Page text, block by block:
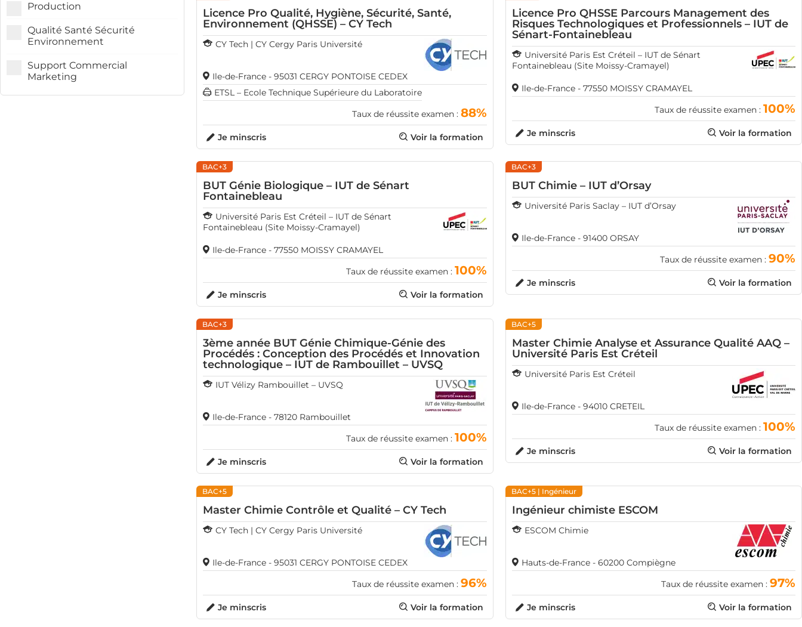
Production
Qualité Santé Sécurité
Environnement
Support Commercial
Marketing
Licence Pro Qualité, Hygiène, Sécurité, Santé,
Environnement (QHSSE) – CY Tech
CY Tech | CY Cergy Paris Université
Ile-de-France - 95031 CERGY PONTOISE CEDEX
ETSL – Ecole Technique Supérieure du Laboratoire
Taux de réussite examen : 88%
Voir la formation
Je minscris
Licence Pro QHSSE Parcours Management des
Risques Technologiques et Professionnels – IUT de
Sénart-Fontainebleau
Université Paris Est Créteil – IUT de Sénart
Fontainebleau (Site Moissy-Cramayel)
Ile-de-France - 77550 MOISSY CRAMAYEL
Taux de réussite examen : 100%
Voir la formation
Je minscris
BAC+3
BUT Génie Biologique – IUT de Sénart
Fontainebleau
Université Paris Est Créteil – IUT de Sénart
Fontainebleau (Site Moissy-Cramayel)
Ile-de-France - 77550 MOISSY CRAMAYEL
Taux de réussite examen : 100%
Voir la formation
Je minscris
BAC+3
BUT Chimie – IUT d’Orsay
Université Paris Saclay – IUT d’Orsay
Ile-de-France - 91400 ORSAY
Taux de réussite examen : 90%
Voir la formation
Je minscris
BAC+3
3ème année BUT Génie Chimique-Génie des
Procédés : Conception des Procédés et Innovation
technologique – IUT de Rambouillet – UVSQ
IUT Vélizy Rambouillet – UVSQ
Ile-de-France - 78120 Rambouillet
Taux de réussite examen : 100%
Voir la formation
Je minscris
BAC+5
Master Chimie Analyse et Assurance Qualité AAQ –
Université Paris Est Créteil
Université Paris Est Créteil
Ile-de-France - 94010 CRETEIL
Taux de réussite examen : 100%
Voir la formation
Je minscris
BAC+5
Master Chimie Contrôle et Qualité – CY Tech
CY Tech | CY Cergy Paris Université
Ile-de-France - 95031 CERGY PONTOISE CEDEX
Taux de réussite examen : 96%
Voir la formation
Je minscris
BAC+5| Ingénieur
Ingénieur chimiste ESCOM
ESCOM Chimie
Hauts-de-France - 60200 Compiègne
Taux de réussite examen : 97%
Voir la formation
Je minscris